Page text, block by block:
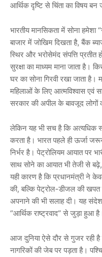
आर्थिक दृष्टि से चिंता का विषय बन
भारतीय मानसिकता में सोना हमेशा
बाजार में जोखिम दिखता है, बैंक
स्थिर और भरोसेमंद संपत्ति प्रतीत
सुरक्षा का माध्यम माना जाता
घर का सोना गिरवी रखा जाता है।
महिलाओं के लिए आत्मविश्वास एवं
सरकार की अपील के बावजूद लोगों
लेकिन यह भी सच है कि अत्यधिक
करता है। भारत पहले ही ऊर्जा
निर्भर है। पेट्रोलियम आयात पर
साथ सोने का आयात भी तेजी से
यही कारण है कि प्रधानमंत्री ने
की, बल्कि पेट्रोल-डीजल की
अपनाने की भी सलाह दी। यह
“आर्थिक राष्ट्रवाद” से जुड़ा हुआ
आज दुनिया ऐसे दौर से गुजर रही
नागरिकों की जेब पर पड़ता है।